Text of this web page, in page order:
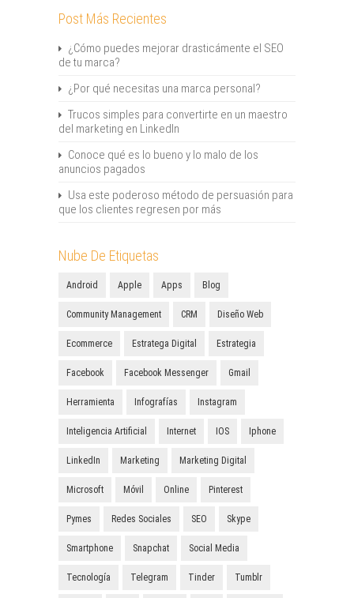
Post Más Recientes
¿Cómo puedes mejorar drasticámente el SEO
de tu marca?
¿Por qué necesitas una marca personal?
Trucos simples para convertirte en un maestro
del marketing en LinkedIn
Conoce qué es lo bueno y lo malo de los
anuncios pagados
Usa este poderoso método de persuasión para
que los clientes regresen por más
Nube De Etiquetas
Android Apple Apps Blog
Community Management CRM Diseño Web
Ecommerce Estratega Digital Estrategia
Facebook Facebook Messenger Gmail
Herramienta Infografías Instagram
Inteligencia Artificial Internet IOS Iphone
LinkedIn Marketing Marketing Digital
Microsoft Móvil Online Pinterest
Pymes Redes Sociales SEO Skype
Smartphone Snapchat Social Media
Tecnología Telegram Tinder Tumblr